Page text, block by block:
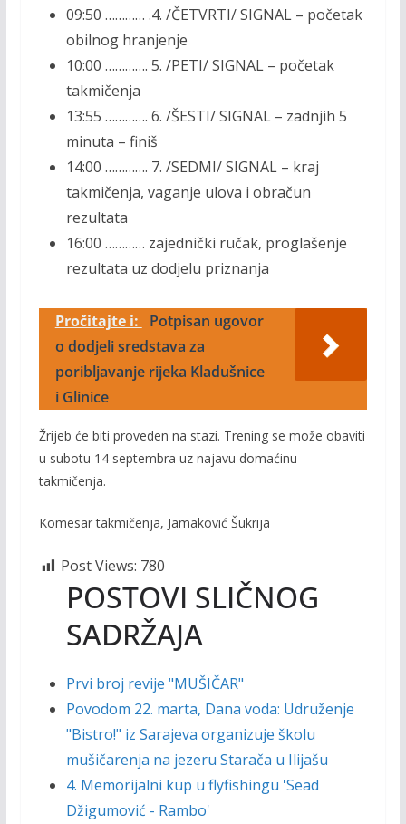
09:50 ………… .4. /ČETVRTI/ SIGNAL – početak
obilnog hranjenje
10:00 …………. 5. /PETI/ SIGNAL – početak
takmičenja
13:55 …………. 6. /ŠESTI/ SIGNAL – zadnjih 5
minuta – finiš
14:00 …………. 7. /SEDMI/ SIGNAL – kraj
takmičenja, vaganje ulova i obračun
rezultata
16:00 ………… zajednički ručak, proglašenje
rezultata uz dodjelu priznanja
Pročitajte i:
Potpisan ugovor
o dodjeli sredstava za
poribljavanje rijeka Kladušnice
i Glinice
Žrijeb će biti proveden na stazi. Trening se može obaviti
u subotu 14 septembra uz najavu domaćinu
takmičenja.
Komesar takmičenja, Jamaković Šukrija
Post Views: 780
POSTOVI SLIČNOG
SADRŽAJA
Prvi broj revije "MUŠIČAR"
Povodom 22. marta, Dana voda: Udruženje
"Bistro!" iz Sarajeva organizuje školu
mušičarenja na jezeru Starača u Ilijašu
4. Memorijalni kup u flyfishingu 'Sead
Džigumović - Rambo'